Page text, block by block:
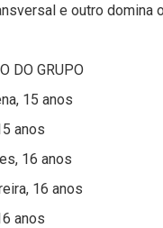
e outro domina
DO GRUPO
15 anos
anos
16 anos
16 anos
anos